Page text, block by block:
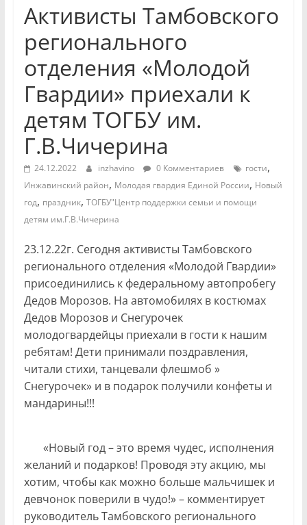
Активисты Тамбовского
регионального
отделения «Молодой
Гвардии» приехали к
детям ТОГБУ им.
Г.В.Чичерина
24.12.2022 inzhavino 0 Комментариев гости,
Инжавинский район, Молодая гвардия Единой России, Новый
год, праздник, ТОГБУ"Центр поддержки семьи и помощи
детям им.Г.В.Чичерина
23.12.22г. Сегодня активисты Тамбовского
регионального отделения «Молодой Гвардии»
присоединились к федеральному автопробегу
Дедов Морозов. На автомобилях в костюмах
Дедов Морозов и Снегурочек
молодогвардейцы приехали в гости к нашим
ребятам! Дети принимали поздравления,
читали стихи, танцевали флешмоб »
Снегурочек» и в подарок получили конфеты и
мандарины!!!
«Новый год – это время чудес, исполнения
желаний и подарков! Проводя эту акцию, мы
хотим, чтобы как можно больше мальчишек и
девчонок поверили в чудо!» – комментирует
руководитель Тамбовского регионального